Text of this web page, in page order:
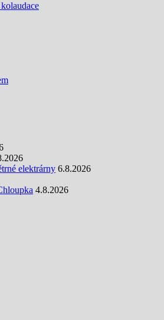
elektrárny 6.8.2026
4.8.2026